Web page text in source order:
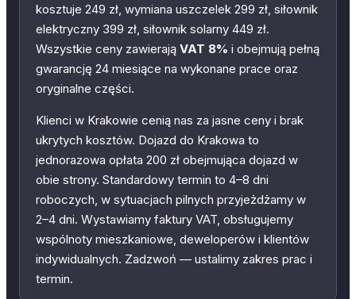
kosztuje 249 zł, wymiana uszczelek 299 zł, siłownik
elektryczny 399 zł, siłownik solarny 449 zł.
Wszystkie ceny zawierają VAT 8% i obejmują pełną
gwarancję 24 miesiące na wykonane prace oraz
oryginalne części.
Klienci w Krakowie cenią nas za jasne ceny i brak
ukrytych kosztów. Dojazd do Krakowa to
jednorazowa opłata 200 zł obejmująca dojazd w
obie strony. Standardowy termin to 4–8 dni
roboczych, w sytuacjach pilnych przyjeżdżamy w
2–4 dni. Wystawiamy faktury VAT, obsługujemy
wspólnoty mieszkaniowe, deweloperów i klientów
indywidualnych. Zadzwoń — ustalimy zakres prac i
termin.